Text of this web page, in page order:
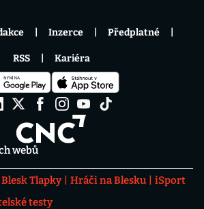
webů
Blesk Tlapky Hráči na Blesku
iSport
testy
Inzerce Předplatné
RSS Kariéra